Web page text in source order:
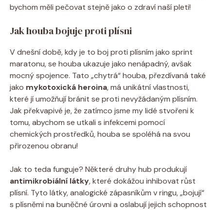
bychom měli pečovat stejně jako o zdraví naší pleti!
Jak houba bojuje proti plísni
V dnešní době, kdy je to boj proti plísním jako sprint
maratonu, se houba ukazuje jako nenápadný, avšak
mocný spojence. Tato „chytrá“ houba, přezdívaná také
jako mykotoxická heroina, má unikátní vlastnosti,
které jí umožňují bránit se proti nevyžádaným plísním.
Jak překvapivé je, že zatímco jsme my lidé stvořeni k
tomu, abychom se utkali s infekcemi pomocí
chemických prostředků, houba se spoléhá na svou
přirozenou obranu!
Jak to teda funguje? Některé druhy hub produkují
antimikrobiální látky, které dokážou inhibovat růst
plísní. Tyto látky, analogické zápasníkům v ringu, „bojují“
s plísněmi na buněčné úrovni a oslabují jejich schopnost